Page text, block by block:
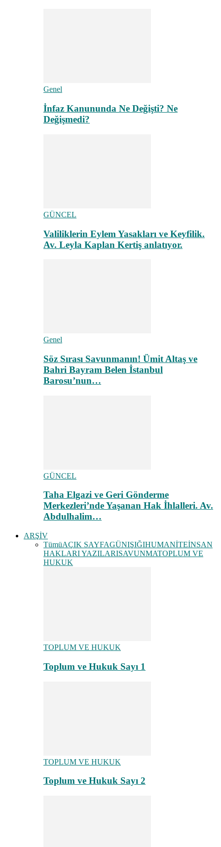
Genel
İnfaz Kanununda Ne Değişti? Ne
Değişmedi?
GÜNCEL
Valiliklerin Eylem Yasakları ve Keyfilik.
Av. Leyla Kaplan Kertiş anlatıyor.
Genel
Söz Sırası Savunmanın! Ümit Altaş ve
Bahri Bayram Belen İstanbul
Barosu’nun…
GÜNCEL
Taha Elgazi ve Geri Gönderme
Merkezleri’nde Yaşanan Hak İhlalleri. Av.
Abdulhalim…
ARŞİV
TümüAÇIK SAYFAGÜNIŞIĞIHUMANİTEİNSAN
HAKLARI YAZILARISAVUNMATOPLUM VE
HUKUK
TOPLUM VE HUKUK
Toplum ve Hukuk Sayı 1
TOPLUM VE HUKUK
Toplum ve Hukuk Sayı 2